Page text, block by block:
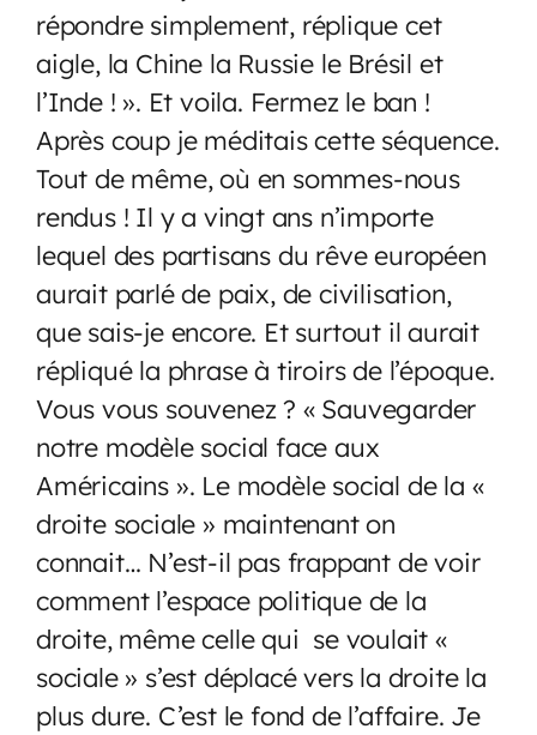
répondre simplement, réplique cet
aigle, la Chine la Russie le Brésil et
l’Inde ! ». Et voila. Fermez le ban !
Après coup je méditais cette séquence.
Tout de même, où en sommes-nous
rendus ! Il y a vingt ans n’importe
lequel des partisans du rêve européen
aurait parlé de paix, de civilisation,
que sais-je encore. Et surtout il aurait
répliqué la phrase à tiroirs de l’époque.
Vous vous souvenez ? « Sauvegarder
notre modèle social face aux
Américains ». Le modèle social de la «
droite sociale » maintenant on
connait… N’est-il pas frappant de voir
comment l’espace politique de la
droite, même celle qui se voulait «
sociale » s’est déplacé vers la droite la
plus dure. C’est le fond de l’affaire. Je